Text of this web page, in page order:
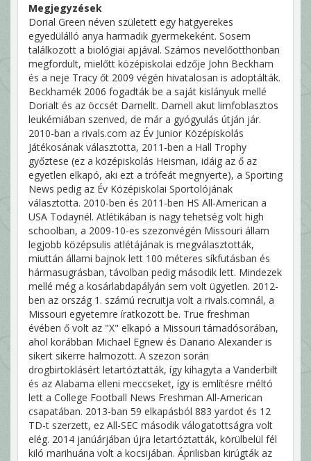
Megjegyzések
Dorial Green néven született egy hatgyerekes
egyedülálló anya harmadik gyermekeként. Sosem
találkozott a biológiai apjával. Számos nevelőotthonban
megfordult, mielőtt középiskolai edzője John Beckham
és a neje Tracy őt 2009 végén hivatalosan is adoptálták.
Beckhamék 2006 fogadták be a saját kislányuk mellé
Dorialt és az öccsét Darnellt. Darnell akut limfoblasztos
leukémiában szenved, de már a gyógyulás útján jár.
2010-ban a rivals.com az Év Junior Középiskolás
Játékosának választotta, 2011-ben a Hall Trophy
győztese (ez a középiskolás Heisman, idáig az ő az
egyetlen elkapó, aki ezt a trófeát megnyerte), a Sporting
News pedig az Év Középiskolai Sportolójának
választotta. 2010-ben és 2011-ben HS All-American a
USA Todaynél. Atlétikában is nagy tehetség volt high
schoolban, a 2009-10-es szezonvégén Missouri állam
legjobb középsulis atlétájának is megválasztották,
miuttán állami bajnok lett 100 méteres síkfutásban és
hármasugrásban, távolban pedig második lett. Mindezek
mellé még a kosárlabdapályán sem volt ügyetlen. 2012-
ben az ország 1. számú recruitja volt a rivals.comnál, a
Missouri egyetemre íratkozott be. True freshman
évében ő volt az "X" elkapó a Missouri támadósorában,
ahol korábban Michael Egnew és Danario Alexander is
sikert sikerre halmozott. A szezon során
drogbirtoklásért letartóztatták, így kihagyta a Vanderbilt
és az Alabama elleni meccseket, így is említésre méltó
lett a College Football News Freshman All-American
csapatában. 2013-ban 59 elkapásból 883 yardot és 12
TD-t szerzett, ez All-SEC második válogatottságra volt
elég. 2014 janúárjában újra letartóztatták, körülbelül fél
kiló marihuána volt a kocsijában. Áprilisban kirúgták az